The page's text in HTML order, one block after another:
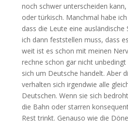
noch schwer unterscheiden
oder türkisch. Manchmal habe
dass die Leute eine ausländische
ich dann feststellen muss, dass
weit ist es schon mit meinen
rechne schon gar nicht
sich um Deutsche handelt. Aber
verhalten sich irgendwie alle
Deutschen. Wenn sie sich
die Bahn oder starren
Rest trinkt. Genauso wie die